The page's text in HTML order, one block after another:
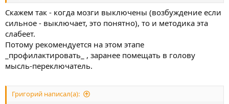
Скажем так - когда мозги выключены (возбуждение если
сильное - выключает, это понятно), то и методика эта
слабеет.
Потому рекомендуется на этом этапе
_профилактировать_ , заранее помещать в голову
мысль-переключатель.
Григорий написал(а):